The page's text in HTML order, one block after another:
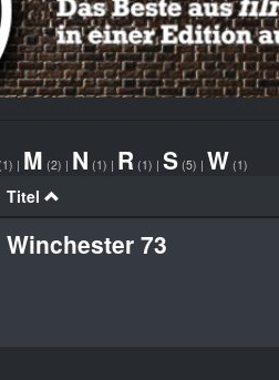
| M (2) | N (1) | R (1) | S (5) | W (1)
Titel
Winchester 73